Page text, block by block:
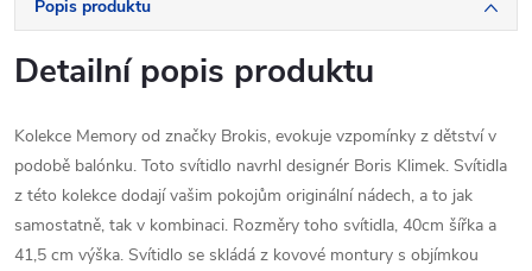
Popis produktu
Detailní popis produktu
Kolekce Memory od značky Brokis, evokuje vzpomínky z dětství v
podobě balónku. Toto svítidlo navrhl designér Boris Klimek. Svítidla
z této kolekce dodají vašim pokojům originální nádech, a to jak
samostatně, tak v kombinaci. Rozměry toho svítidla, 40cm šířka a
41,5 cm výška. Svítidlo se skládá z kovové montury s objímkou